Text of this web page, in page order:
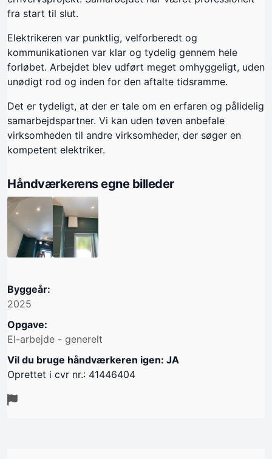
fra start til slut.
Elektrikeren var punktlig, velforberedt og
kommunikationen var klar og tydelig gennem hele
forløbet. Arbejdet blev udført meget omhyggeligt, uden
unødigt rod og inden for den aftalte tidsramme.
Det er tydeligt, at der er tale om en erfaren og pålidelig
samarbejdspartner. Vi kan uden tøven anbefale
virksomheden til andre virksomheder, der søger en
kompetent elektriker.
Håndværkerens egne billeder
Byggeår:
2025
Opgave:
El-arbejde - generelt
Vil du bruge håndværkeren igen: JA
Oprettet i cvr nr.: 41446404